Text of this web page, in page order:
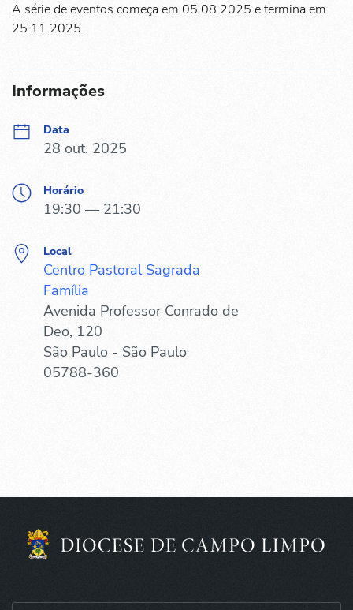
A série de eventos começa em 05.08.2025 e termina em
25.11.2025.
Informações
Data
28 out. 2025
Horário
19:30 — 21:30
Local
Centro Pastoral Sagrada
Família
Avenida Professor Conrado de
Deo, 120
São Paulo - São Paulo
05788-360